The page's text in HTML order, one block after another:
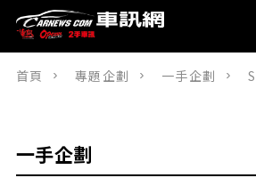
首頁 專題企劃 一手企劃
一手企劃